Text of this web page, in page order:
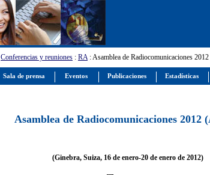
Conferencias y reuniones : RA: Asamblea de Radiocomunicaciones
Asamblea de Radiocomunicaciones 2012
(Ginebra, Suiza, 16 de enero-20 de enero de 2012)
Sala de prensa Eventos Publicaciones Estadísticas